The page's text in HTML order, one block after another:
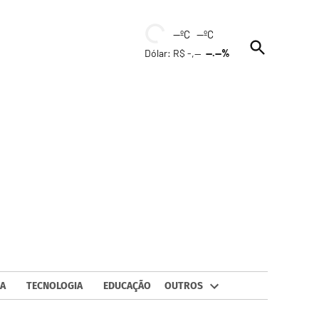
--ºC --ºC
Dólar: R$ -,----.--%
Open
Search
TECNOLOGIA EDUCAÇÃO OUTROS